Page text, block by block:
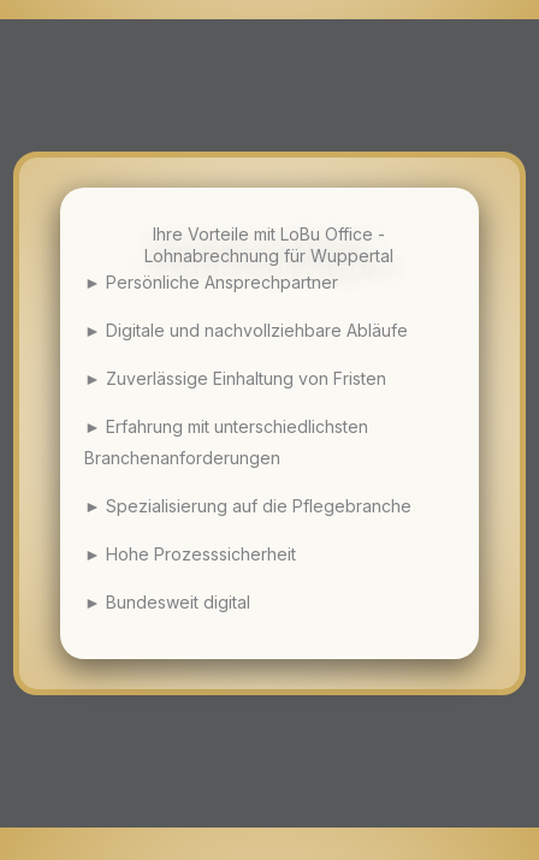
Ihre Vorteile mit LoBu Office -
Lohnabrechnung für Wuppertal
► Persönliche Ansprechpartner
► Digitale und nachvollziehbare Abläufe
► Zuverlässige Einhaltung von Fristen
► Erfahrung mit unterschiedlichsten
Branchenanforderungen
► Spezialisierung auf die Pflegebranche
► Hohe Prozesssicherheit
► Bundesweit digital